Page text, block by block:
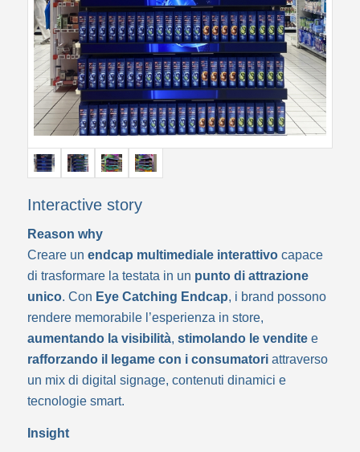
Interactive story
Reason why
Creare un endcap multimediale interattivocapace
di trasformare la testata in un punto di attrazione
unico. Con Eye Catching Endcap, i brand possono
rendere memorabile l’esperienza in store,
aumentando la visibilità, stimolando le venditee
rafforzando il legame con i consumatoriattraverso
un mix di digital signage, contenuti dinamici e
tecnologie smart.
Insight